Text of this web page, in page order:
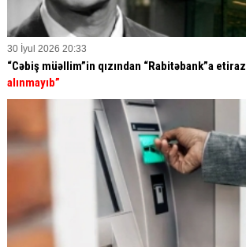
30 İyul 2026 20:33
“Cəbiş müəllim”in qızından “Rabitəbank”a etiraz
alınmayıb”